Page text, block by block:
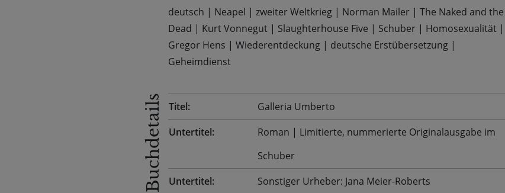
deutsch | Neapel | zweiter Weltkrieg| Norman Mailer| The Naked and the
Dead | Kurt Vonnegut| Slaughterhouse Five | Schuber| Homosexualität|
Gregor Hens | Wiederentdeckung| deutsche Erstübersetzung|
Geheimdienst
Buchdetails Titel:
Galleria Umberto
Untertitel:
Roman | Limitierte, nummerierte Originalausgabe im
Schuber
Untertitel:
Sonstiger Urheber: Jana Meier-Roberts